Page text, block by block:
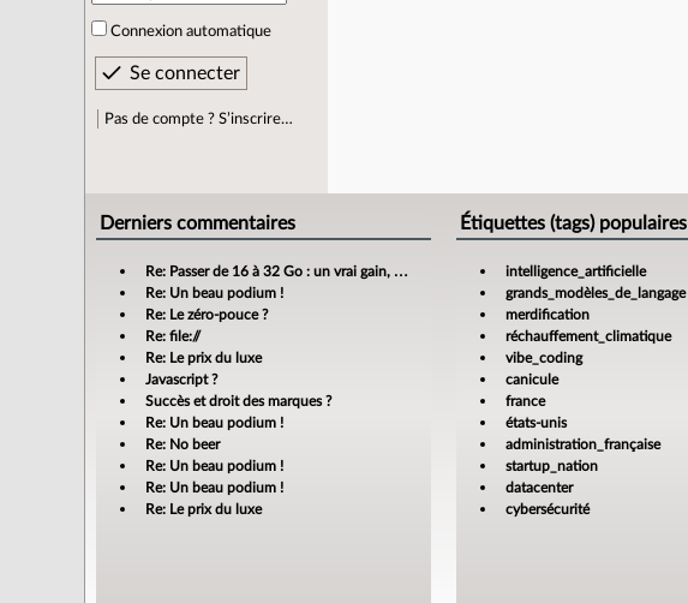
Connexion automatique
Pas de compte ? S’inscrire…
Derniers commentaires
Re: Passer de 16 à 32 Go : un vrai gain, mais jusqu’où ?
Re: Un beau podium !
Re: Le zéro-pouce ?
Re: file://
Re: Le prix du luxe
Javascript ?
Succès et droit des marques ?
Re: Un beau podium !
Re: No beer
Re: Un beau podium !
Re: Un beau podium !
Re: Le prix du luxe
Étiquettes (tags) populaires
intelligence_artificielle
grands_modèles_de_langage
merdification
réchauffement_climatique
vibe_coding
canicule
france
états-unis
administration_française
startup_nation
datacenter
cybersécurité